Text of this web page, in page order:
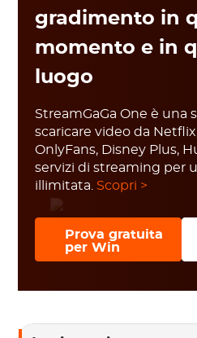
gradimento in
momento e in
luogo
StreamGaGa One è una
scaricare video da
OnlyFans, Disney Plus,
servizi di streaming per
illimitata. Scopri >
Prova gratuita
per Win